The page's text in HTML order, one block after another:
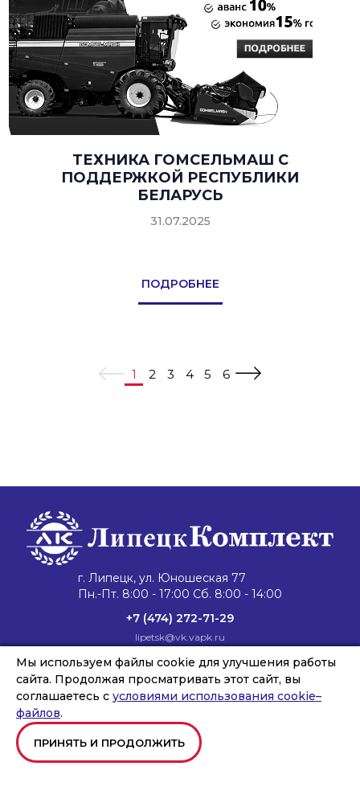
ТЕХНИКА ГОМСЕЛЬМАШ С
ПОДДЕРЖКОЙ РЕСПУБЛИКИ
БЕЛАРУСЬ
31.07.2025
ПОДРОБНЕЕ
1 2 3 4 5 6
г. Липецк, ул. Юношеская 77
Пн.-Пт. 8:00 - 17:00 Сб. 8:00 - 14:00
+7 (474) 272-71-29
lipetsk@vk.vapk.ru
ГлавнаяКаталог техники Запасные части
Сервис и ремонтЛизинг и кредитФилиалыО компании
НовостиКонтакты
Copyright © ООО «ВОРОНЕЖКОМПЛЕКТ», 2026
Создание и продвижение сайтов
Мы используем файлы cookie для улучшения работы
сайта. Продолжая просматривать этот сайт, вы
соглашаетесь с условиями использования cookie–
файлов.
ПРИНЯТЬ И ПРОДОЛЖИТЬ